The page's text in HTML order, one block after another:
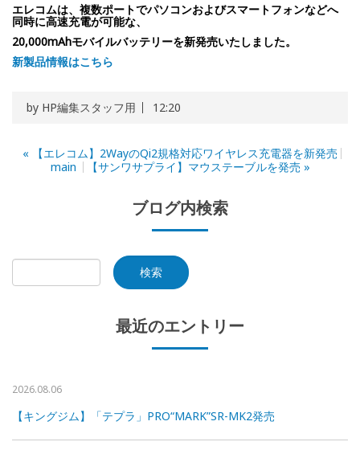
エレコムは、複数ポートでパソコンおよびスマートフォンなどへ
同時に高速充電が可能な、
20,000mAhモバイルバッテリーを新発売いたしました。
新製品情報はこちら
by HP編集スタッフ用 12:20
«
【エレコム】2WayのQi2規格対応ワイヤレス充電器を新発売
main
【サンワサプライ】マウステーブルを発売 »
ブログ内検索
最近のエントリー
2026.08.06
【キングジム】「テプラ」PRO“MARK”SR-MK2発売